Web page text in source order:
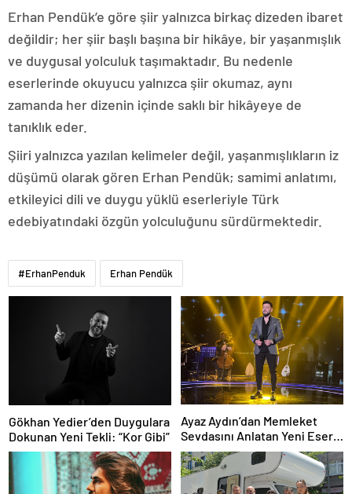
Erhan Pendük’e göre şiir yalnızca birkaç dizeden ibaret
değildir; her şiir başlı başına bir hikâye, bir yaşanmışlık
ve duygusal yolculuk taşımaktadır. Bu nedenle
eserlerinde okuyucu yalnızca şiir okumaz, aynı
zamanda her dizenin içinde saklı bir hikâyeye de
tanıklık eder.
Şiiri yalnızca yazılan kelimeler değil, yaşanmışlıkların iz
düşümü olarak gören Erhan Pendük; samimi anlatımı,
etkileyici dili ve duygu yüklü eserleriyle Türk
edebiyatındaki özgün yolculuğunu sürdürmektedir.
#ErhanPenduk Erhan Pendük
Gökhan Yedier’den Duygulara
Dokunan Yeni Tekli: “Kor Gibi”
Ayaz Aydın’dan Memleket
Sevdasını Anlatan Yeni Eser:
“Biz Sivaslıyız”